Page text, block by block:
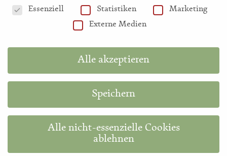
Shop
Hilfe
Information in English
DatenschutzerklärungundNutzungsbedingungen.
Datenschutzeinstellungen
Essenziell Statistiken
Marketing
Externe Medien
Alle akzeptieren
Speichern
Alle nicht-essenzielle Cookies
ablehnen